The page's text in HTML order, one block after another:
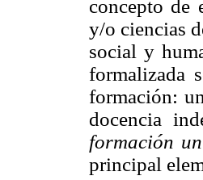
concepto de
y/o ciencias
social y
formalizada
formación:
docencia
formación
principal